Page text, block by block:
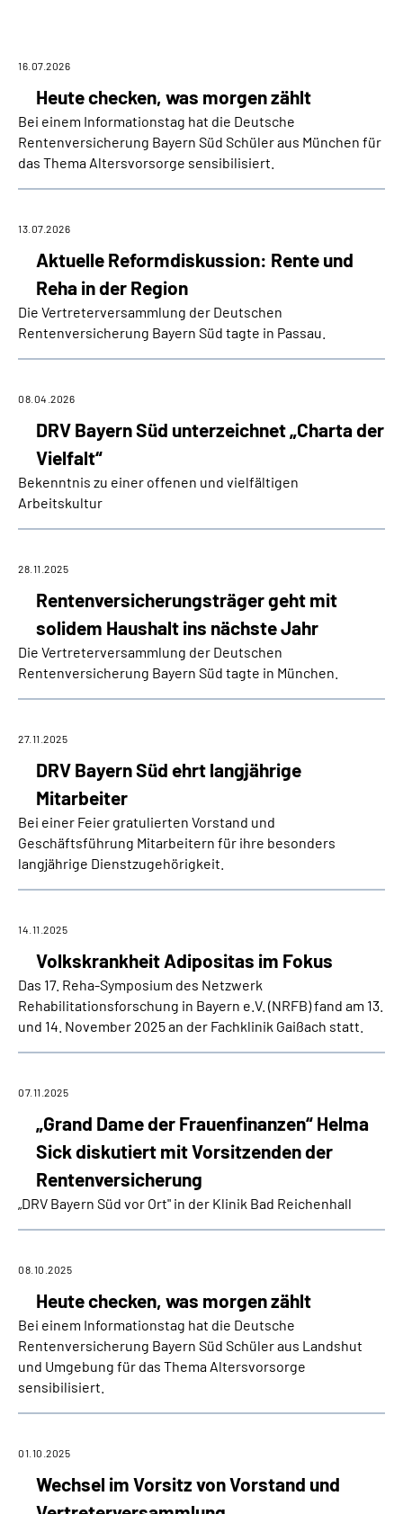
Suche
Mein Kundenportal
Heute checken, was morgen zählt
16.07.2026
Bei einem Informationstag hat die Deutsche
Rentenversicherung Bayern Süd Schüler aus München für
das Thema Altersvorsorge sensibilisiert.
Aktuelle Reformdiskussion: Rente und
Reha in der Region
13.07.2026
Die Vertreterversammlung der Deutschen
Rentenversicherung Bayern Süd tagte in Passau.
DRV Bayern Süd unterzeichnet „Charta der
Vielfalt“
08.04.2026
Bekenntnis zu einer offenen und vielfältigen
Arbeitskultur
Rentenversicherungsträger geht mit
solidem Haushalt ins nächste Jahr
28.11.2025
Die Vertreterversammlung der Deutschen
Rentenversicherung Bayern Süd tagte in München.
DRV Bayern Süd ehrt langjährige
Mitarbeiter
27.11.2025
Bei einer Feier gratulierten Vorstand und
Geschäftsführung Mitarbeitern für ihre besonders
langjährige Dienstzugehörigkeit.
Volkskrankheit Adipositas im Fokus
14.11.2025
Das 17. Reha-Symposium des Netzwerk
Rehabilitationsforschung in Bayern e.V. (NRFB) fand am 13.
und 14. November 2025 an der Fachklinik Gaißach statt.
„Grand Dame der Frauenfinanzen“ Helma
Sick diskutiert mit Vorsitzenden der
Rentenversicherung
07.11.2025
„DRV Bayern Süd vor Ort" in der Klinik Bad Reichenhall
Heute checken, was morgen zählt
08.10.2025
Bei einem Informationstag hat die Deutsche
Rentenversicherung Bayern Süd Schüler aus Landshut
und Umgebung für das Thema Altersvorsorge
sensibilisiert.
Wechsel im Vorsitz von Vorstand und
01.10.2025